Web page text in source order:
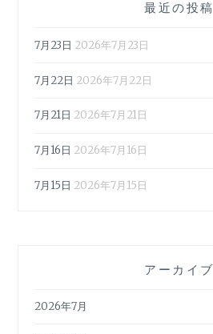
最近の投稿
7月23日 2026年7月23日
7月22日 2026年7月22日
7月21日 2026年7月21日
7月16日 2026年7月16日
7月15日 2026年7月15日
アーカイブ
2026年7月